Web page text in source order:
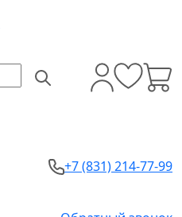
+7 (831) 214-77-99